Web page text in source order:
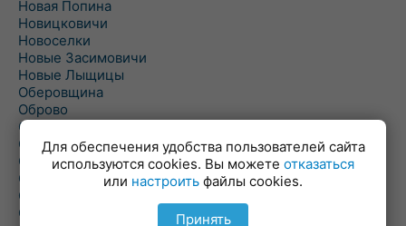
Новая Попина
Новицковичи
Новоселки
Новые Засимовичи
Новые Лыщицы
Оберовщина
Оброво
Огаревичи
Одрижин
Оздамичи
Озяты
Олтуш
Ольманы
Для обеспечения удобства пользователей сайта
используются cookies. Вы можете отказаться
или настроить файлы cookies.
Принять